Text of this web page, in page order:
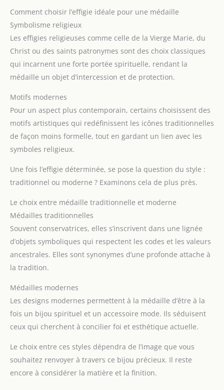
Comment choisir l’effigie idéale pour une médaille
Symbolisme religieux
Les effigies religieuses comme celle de la Vierge Marie, du
Christ ou des saints patronymes sont des choix classiques
qui incarnent une forte portée spirituelle, rendant la
médaille un objet d’intercession et de protection.
Motifs modernes
Pour un aspect plus contemporain, certains choisissent des
motifs artistiques qui redéfinissent les icônes traditionnelles
de façon moins formelle, tout en gardant un lien avec les
symboles religieux.
Une fois l’effigie déterminée, se pose la question du style :
traditionnel ou moderne ? Examinons cela de plus près.
Le choix entre médaille traditionnelle et moderne
Médailles traditionnelles
Souvent conservatrices, elles s’inscrivent dans une lignée
d’objets symboliques qui respectent les codes et les valeurs
ancestrales. Elles sont synonymes d’une profonde attache à
la tradition.
Médailles modernes
Les designs modernes permettent à la médaille d’être à la
fois un bijou spirituel et un accessoire mode. Ils séduisent
ceux qui cherchent à concilier foi et esthétique actuelle.
Le choix entre ces styles dépendra de l’image que vous
souhaitez renvoyer à travers ce bijou précieux. Il reste
encore à considérer la matière et la finition.